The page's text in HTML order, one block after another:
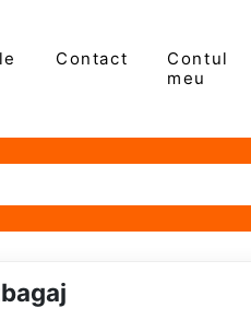
Contact
Contul
meu